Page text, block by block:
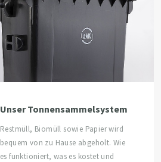
Unser Tonnensammelsystem
Restmüll, Biomüll sowie Papier wird
bequem von zu Hause abgeholt. Wie
es funktioniert, was es kostet und